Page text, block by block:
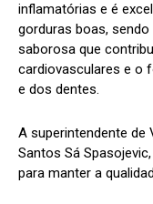
inflamatórias e é
gorduras boas,
saborosa que
cardiovasculares e o
e dos dentes.
A superintendente de
Santos Sá
para manter a